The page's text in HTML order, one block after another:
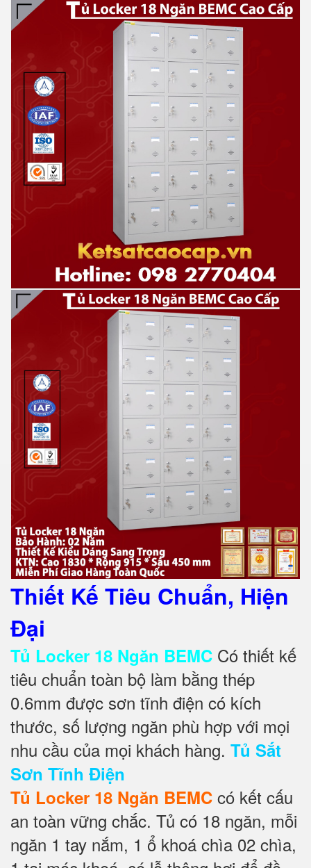
Thiết Kế Tiêu Chuẩn, Hiện
Đại
Tủ Locker 18 Ngăn BEMC Có thiết kế
tiêu chuẩn toàn bộ làm bằng thép
0.6mm được sơn tĩnh điện có kích
thước, số lượng ngăn phù hợp với mọi
nhu cầu của mọi khách hàng. Tủ Sắt
Sơn Tĩnh Điện
Tủ Locker 18 Ngăn BEMC có kết cấu
an toàn vững chắc. Tủ có 18 ngăn, mỗi
ngăn 1 tay nắm, 1 ổ khoá chìa 02 chìa,